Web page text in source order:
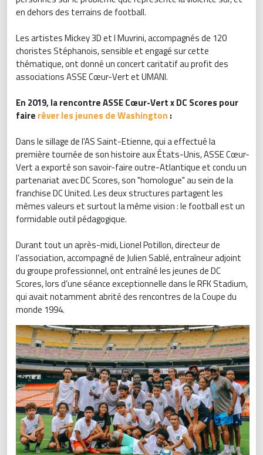
en dehors des terrains de football.
Les artistes Mickey 3D et I Muvrini, accompagnés de 120
choristes Stéphanois, sensible et engagé sur cette
thématique, ont donné un concert caritatif au profit des
associations ASSE Cœur-Vert et UMANI.
En 2019, la rencontre ASSE Cœur-Vert x DC Scores pour
faire rêver les jeunes de Washington :
Dans le sillage de l'AS Saint-Etienne, qui a effectué la
première tournée de son histoire aux États-Unis, ASSE Cœur-
Vert a exporté son savoir-faire outre-Atlantique et conclu un
partenariat avec DC Scores, son "homologue" au sein de la
franchise DC United. Les deux structures partagent les
mêmes valeurs et surtout la même vision : le football est un
formidable outil pédagogique.
Durant tout un après-midi, Lionel Potillon, directeur de
l’association, accompagné de Julien Sablé, entraîneur adjoint
du groupe professionnel, ont entraîné les jeunes de DC
Scores, lors d’une séance exceptionnelle dans le RFK Stadium,
qui avait notamment abrité des rencontres de la Coupe du
monde 1994.